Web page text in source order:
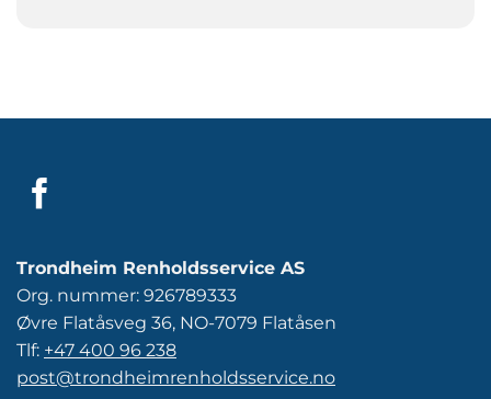
Trondheim Renholdsservice AS
Org. nummer: 926789333
Øvre Flatåsveg 36, NO-7079 Flatåsen
Tlf: +47 400 96 238
post@trondheimrenholdsservice.no